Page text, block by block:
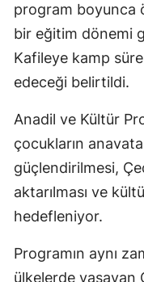
program boyunca
bir eğitim dönemi
Kafileye kamp
edeceği belirtildi.
Anadil ve Kültür
çocukların
güçlendirilmesi,
aktarılması ve
hedefleniyor.
Programın aynı
ülkelerde yaşayan